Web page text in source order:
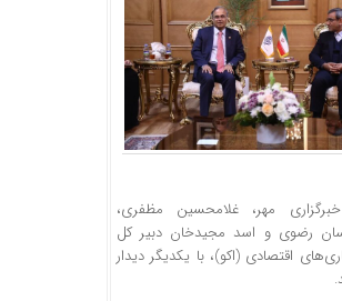
مهر، غلامحسین مظفری،
رضوی و اسد مجیدخان دبیر کل
اقتصادی (اکو)، با یکدیگر دیدار